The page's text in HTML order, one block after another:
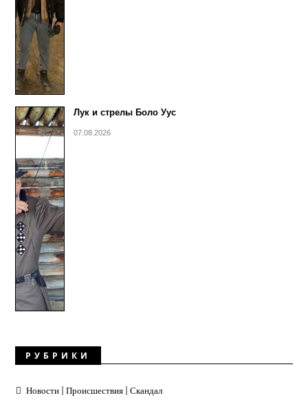
Лук и стрелы Боло Уус
07.08.2026
РУБРИКИ
Новости | Происшествия | Скандал